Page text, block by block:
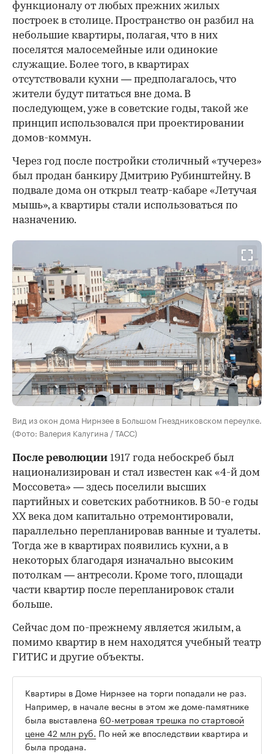
функционалу от любых прежних жилых
построек в столице. Пространство он разбил на
небольшие квартиры, полагая, что в них
поселятся малосемейные или одинокие
служащие. Более того, в квартирах
отсутствовали кухни — предполагалось, что
жители будут питаться вне дома. В
последующем, уже в советские годы, такой же
принцип использовался при проектировании
домов-коммун.
Через год после постройки столичный «тучерез»
был продан банкиру Дмитрию Рубинштейну. В
подвале дома он открыл театр-кабаре «Летучая
мышь», а квартиры стали использоваться по
назначению.
Вид из окон дома Нирнзее в Большом Гнездниковском переулке.
(Фото: Валерия Калугина / ТАСС)
После революции 1917 года небоскреб был
национализирован и стал известен как «4-й дом
Моссовета» — здесь поселили высших
партийных и советских работников. В 50-е годы
ХХ века дом капитально отремонтировали,
параллельно перепланировав ванные и туалеты.
Тогда же в квартирах появились кухни, а в
некоторых благодаря изначально высоким
потолкам — антресоли. Кроме того, площади
части квартир после перепланировок стали
больше.
Сейчас дом по-прежнему является жилым, а
помимо квартир в нем находятся учебный театр
ГИТИС и другие объекты.
Квартиры в Доме Нирнзее на торги попадали не раз.
Например, в начале весны в этом же доме-памятнике
была выставлена 60-метровая трешка по стартовой
цене 42 млн руб. По ней же впоследствии квартира и
была продана.